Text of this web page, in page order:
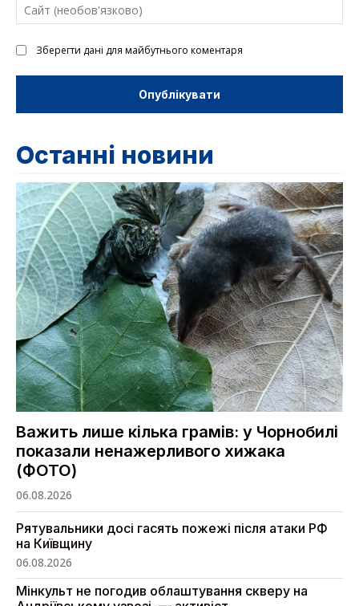
Зберегти дані для майбутнього коментаря
Останні новини
Важить лише кілька грамів: у Чорнобилі
показали ненажерливого хижака
(ФОТО)
06.08.2026
Рятувальники досі гасять пожежі після атаки РФ
на Київщину
06.08.2026
Мінкульт не погодив облаштування скверу на